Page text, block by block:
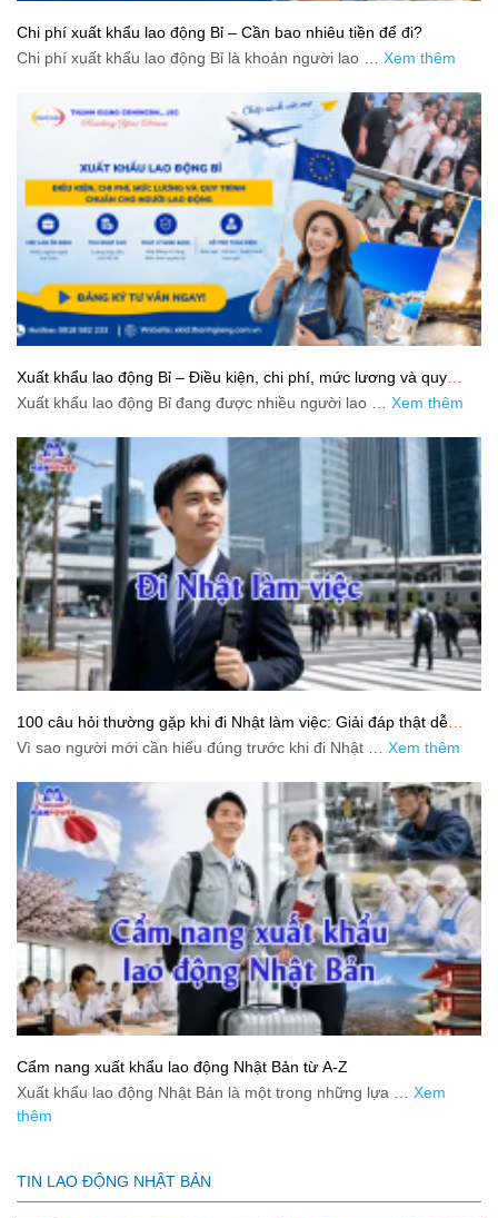
Chi phí xuất khẩu lao động Bỉ – Cần bao nhiêu tiền để đi?
Chi phí xuất khẩu lao động Bỉ là khoản người lao … Xem thêm
Xuất khẩu lao động Bỉ – Điều kiện, chi phí, mức lương và quy
trình chuẩn cho người lao động
Xuất khẩu lao động Bỉ đang được nhiều người lao … Xem thêm
100 câu hỏi thường gặp khi đi Nhật làm việc: Giải đáp thật dễ
hiểu cho người mới bắt đầu
Vì sao người mới cần hiểu đúng trước khi đi Nhật … Xem thêm
Cẩm nang xuất khẩu lao động Nhật Bản từ A-Z
Xuất khẩu lao động Nhật Bản là một trong những lựa … Xem
thêm
TIN LAO ĐỘNG NHẬT BẢN